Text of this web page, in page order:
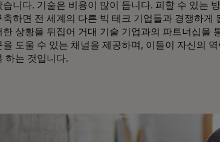
습니다. 기술은 비용이 많이 듭니다. 피할 수 있는
축하면 전 세계의 다른 빅 테크 기업들과 경쟁하게
한 상황을 뒤집어 거대 기술 기업과의 파트너십을
을 도울 수 있는 채널을 제공하며, 이들이 자신의
하는 것입니다.